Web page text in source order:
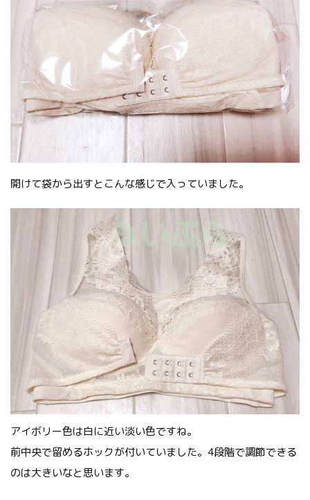
開けて袋から出すとこんな感じで入っていました。
アイボリー色は白に近い淡い色ですね。
前中央で留めるホックが付いていました。4段階で調節できる
のは大きいなと思います。